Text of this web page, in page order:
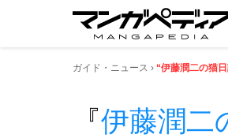
ガイド・ニュース “伊藤潤二の猫
『伊藤潤二